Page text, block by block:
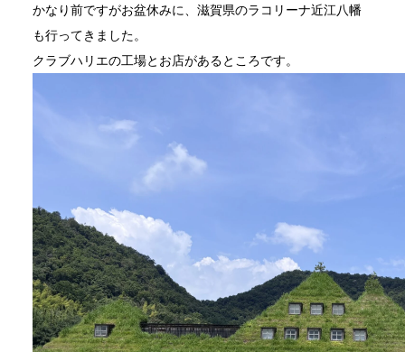
かなり前ですがお盆休みに、滋賀県のラコリーナ近江八幡
も行ってきました。
クラブハリエの工場とお店があるところです。